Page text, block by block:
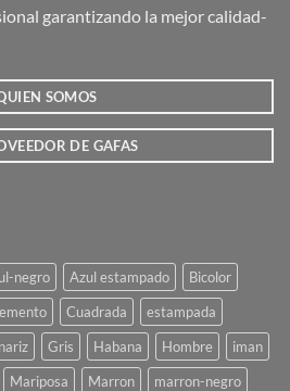
garantizando la mejor calidad-
SOMOS
DE GAFAS
negro Azul estampado
Bicolor
Cuadrada
estampada
Gris Habana Hombre
iman
Mariposa Marron
marron-negro